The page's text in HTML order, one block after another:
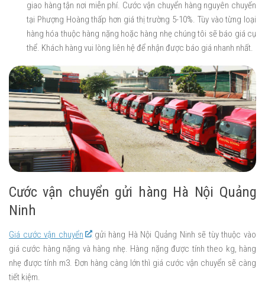
giao hàng tận nơi miễn phí. Cước vận chuyển hàng nguyên chuyến
tại Phượng Hoàng thấp hơn giá thị trường 5-10%. Tùy vào từng loại
hàng hóa thuộc hàng nặng hoặc hàng nhẹ chúng tôi sẽ báo giá cụ
thể. Khách hàng vui lòng liên hệ để nhận được báo giá nhanh nhất.
Cước vận chuyển gửi hàng Hà Nội Quảng
Ninh
Giá cước vận chuyển
gửi hàng Hà Nội Quảng Ninh sẽ tùy thuộc vào
giá cước hàng nặng và hàng nhẹ. Hàng nặng được tính theo kg, hàng
nhẹ được tính m3. Đơn hàng càng lớn thì giá cước vận chuyển sẽ càng
tiết kiệm.